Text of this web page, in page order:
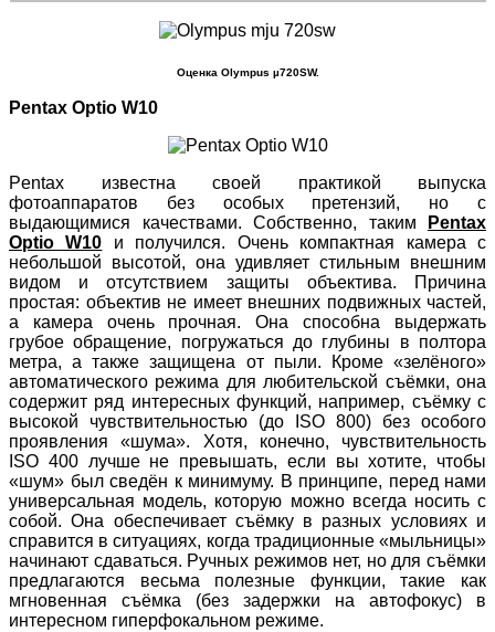
Оценка Olympus µ720SW.
Pentax Optio W10
Pentax известна своей практикой выпуска
фотоаппаратов без особых претензий, но с
выдающимися качествами. Собственно, таким
Pentax
Optio W10 и получился. Очень компактная камера с
небольшой высотой, она удивляет стильным внешним
видом и отсутствием защиты объектива. Причина
простая: объектив не имеет внешних подвижных частей,
а камера очень прочная. Она способна выдержать
грубое обращение, погружаться до глубины в полтора
метра, а также защищена от пыли. Кроме «зелёного»
автоматического режима для любительской съёмки, она
содержит ряд интересных функций, например, съёмку с
высокой чувствительностью (до ISO 800) без особого
проявления «шума». Хотя, конечно, чувствительность
ISO 400 лучше не превышать, если вы хотите, чтобы
«шум» был сведён к минимуму. В принципе, перед нами
универсальная модель, которую можно всегда носить с
собой. Она обеспечивает съёмку в разных условиях и
справится в ситуациях, когда традиционные «мыльницы»
начинают сдаваться. Ручных режимов нет, но для съёмки
предлагаются весьма полезные функции, такие как
мгновенная съёмка (без задержки на автофокус) в
интересном гиперфокальном режиме.